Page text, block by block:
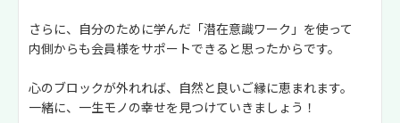
さらに、自分のために学んだ「潜在意識ワーク」を使って
内側からも会員様をサポートできると思ったからです。
心のブロックが外れれば、自然と良いご縁に恵まれます。
一緒に、一生モノの幸せを見つけていきましょう！